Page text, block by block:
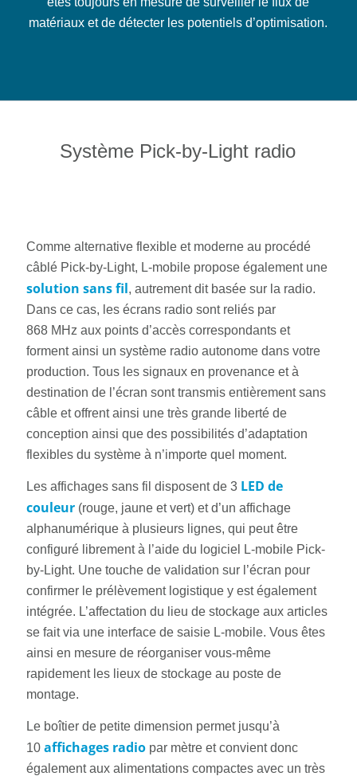
matériaux et de détecter les potentiels d’optimisation.
Système Pick-by-Light radio
Comme alternative flexible et moderne au procédé
câblé Pick-by-Light, L-mobile propose également une
solution sans fil, autrement dit basée sur la radio.
Dans ce cas, les écrans radio sont reliés par
868 MHz aux points d’accès correspondants et
forment ainsi un système radio autonome dans votre
production. Tous les signaux en provenance et à
destination de l’écran sont transmis entièrement sans
câble et offrent ainsi une très grande liberté de
conception ainsi que des possibilités d’adaptation
flexibles du système à n’importe quel moment.
Les affichages sans fil disposent de 3 LED de
couleur(rouge, jaune et vert) et d’un affichage
alphanumérique à plusieurs lignes, qui peut être
configuré librement à l’aide du logiciel L-mobile Pick-
by-Light. Une touche de validation sur l’écran pour
confirmer le prélèvement logistique y est également
intégrée. L’affectation du lieu de stockage aux articles
se fait via une interface de saisie L-mobile. Vous êtes
ainsi en mesure de réorganiser vous-même
rapidement les lieux de stockage au poste de
montage.
Le boîtier de petite dimension permet jusqu’à
10 affichages radiopar mètre et convient donc
également aux alimentations compactes avec un très